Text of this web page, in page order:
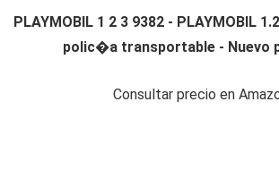
PLAYMOBIL 1 2 3 9382 - PLAYMOBIL
polic�a transportable - Nuevo
Consultar precio en